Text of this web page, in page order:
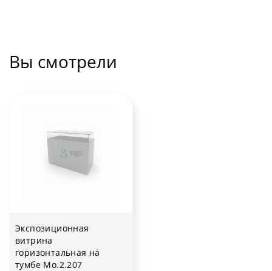
Вы смотрели
Экспозиционная
витрина
горизонтальная на
тумбе Мо.2.207